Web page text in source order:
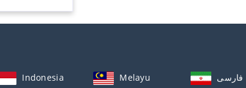
Indonesia Melayu فارسی